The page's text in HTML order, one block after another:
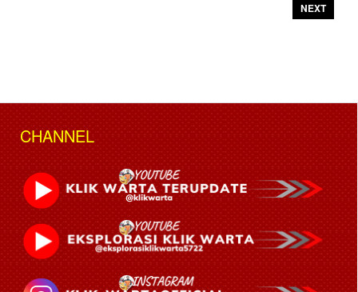
NEXT
CHANNEL